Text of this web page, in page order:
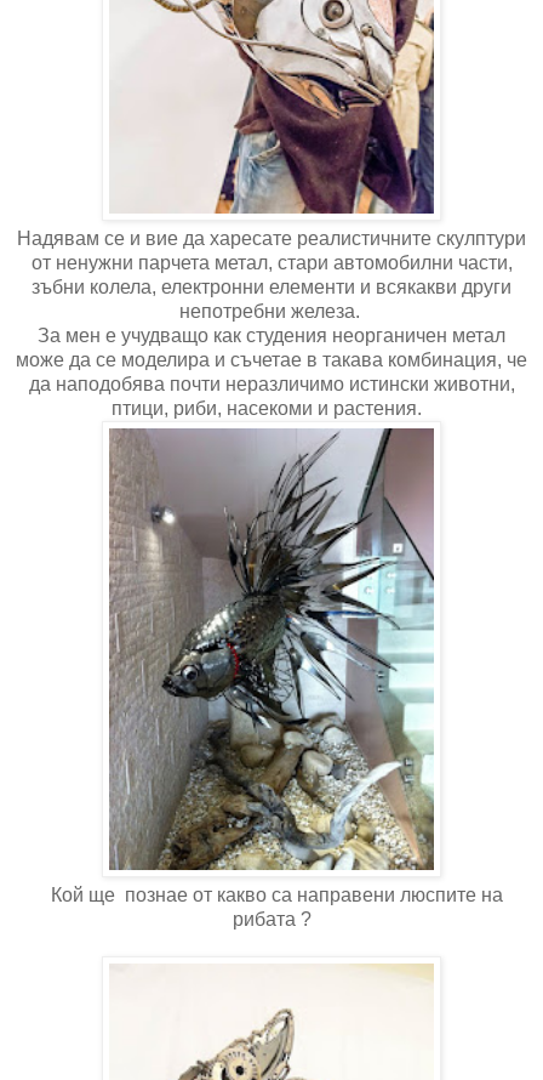
Надявам се и вие да харесате реалистичните скулптури
от ненужни парчета метал, стари автомобилни части,
зъбни колела, електронни елементи и всякакви други
непотребни железа.
За мен е учудващо как студения неорганичен метал
може да се моделира и съчетае в такава комбинация, че
да наподобява почти неразличимо истински животни,
птици, риби, насекоми и растения.
Кой ще познае от какво са направени люспите на
рибата ?